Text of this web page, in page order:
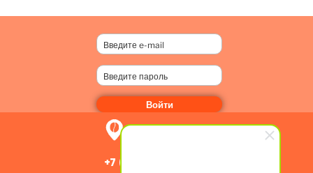
Войти
+7 (812) 209-00-80